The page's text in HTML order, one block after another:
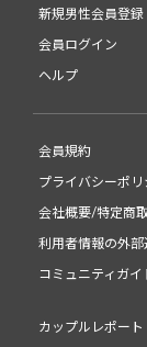
新規男性会員登録
会員ログイン
ヘルプ
会員規約
プライバシーポリ
会社概要/特定商
利用者情報の外
コミュニティガイ
カップルレポート